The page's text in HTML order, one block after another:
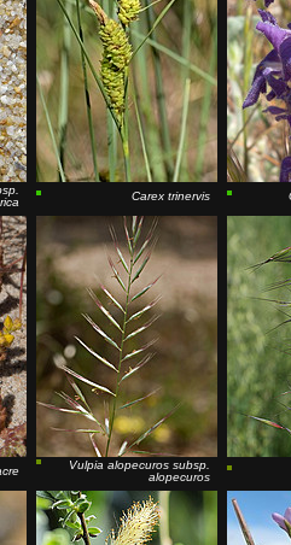
Carex trinervis
Vulpia alopecuros subsp.
alopecuros